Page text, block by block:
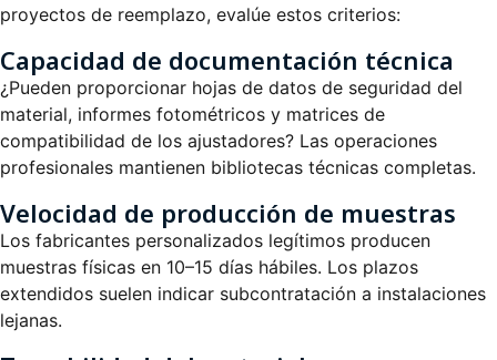
proyectos de reemplazo, evalúe estos criterios:
Capacidad de documentación técnica
¿Pueden proporcionar hojas de datos de seguridad del
material, informes fotométricos y matrices de
compatibilidad de los ajustadores? Las operaciones
profesionales mantienen bibliotecas técnicas completas.
Velocidad de producción de muestras
Los fabricantes personalizados legítimos producen
muestras físicas en 10–15 días hábiles. Los plazos
extendidos suelen indicar subcontratación a instalaciones
lejanas.